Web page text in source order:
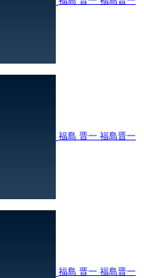
福島 晋一 福島晋一
福島 晋一 福島晋一